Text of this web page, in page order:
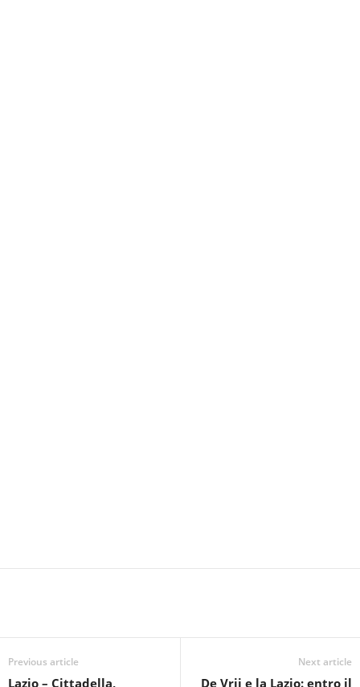
Previous article
Lazio – Cittadella,
Next article
De Vrij e la Lazio: entro il